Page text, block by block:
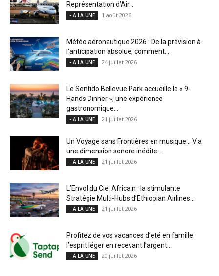
Représentation d’Air...
- A LA UNE 1 août 2026
Météo aéronautique 2026 : De la prévision à
l’anticipation absolue, comment...
- A LA UNE 24 juillet 2026
Le Sentido Bellevue Park accueille le « 9-
Hands Dinner », une expérience
gastronomique...
- A LA UNE 21 juillet 2026
Un Voyage sans Frontières en musique… Via
une dimension sonore inédite....
- A LA UNE 21 juillet 2026
L’Envol du Ciel Africain : la stimulante
Stratégie Multi-Hubs d’Ethiopian Airlines...
- A LA UNE 21 juillet 2026
Profitez de vos vacances d’été en famille
l’esprit léger en recevant l’argent...
- A LA UNE 20 juillet 2026